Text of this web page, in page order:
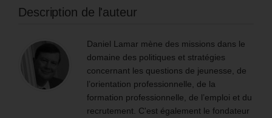
Description de l'auteur
Daniel Lamar mène des missions dans le
domaine des politiques et stratégies
concernant les questions de jeunesse, de
l’orientation professionnelle, de la
formation professionnelle, de l’emploi et du
recrutement. C'est également le fondateur